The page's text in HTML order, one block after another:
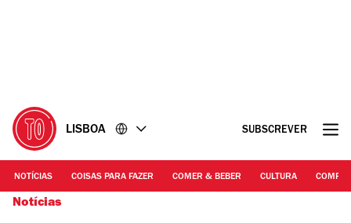
LISBOA SUBSCREVER
NOTÍCIAS COISAS PARA FAZER COMER & BEBER CULTURA
Notícias